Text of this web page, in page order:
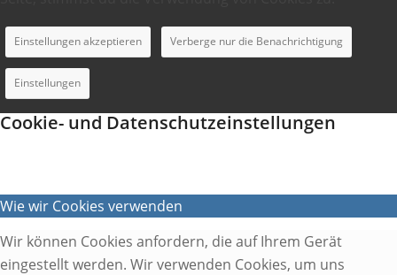
Einstellungen akzeptieren Verberge nur die Benachrichtigung
Einstellungen
Cookie- und Datenschutzeinstellungen
Wie wir Cookies verwenden
Wir können Cookies anfordern, die auf Ihrem Gerät
eingestellt werden. Wir verwenden Cookies, um uns